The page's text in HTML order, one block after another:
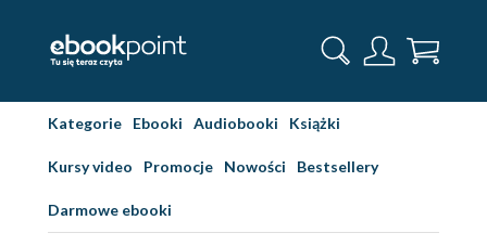
Kategorie Ebooki Audiobooki Książki
Kursy video Promocje Nowości Bestsellery
Darmowe ebooki